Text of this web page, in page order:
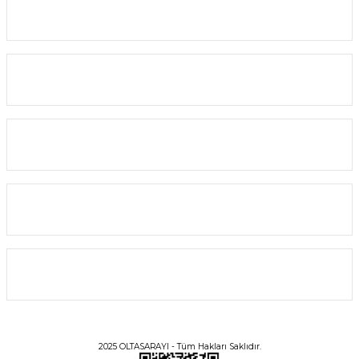
2025 OLTASARAYI - Tüm Hakları Saklıdır.